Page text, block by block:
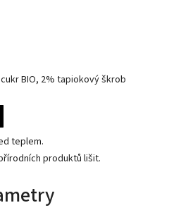
BIO, 2% tapiokový škrob
teplem.
produktů lišit.